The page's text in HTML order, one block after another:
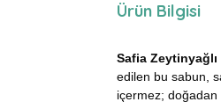
Ürün Bilgisi
Safia
edilen bu sabun,
içermez; doğadan